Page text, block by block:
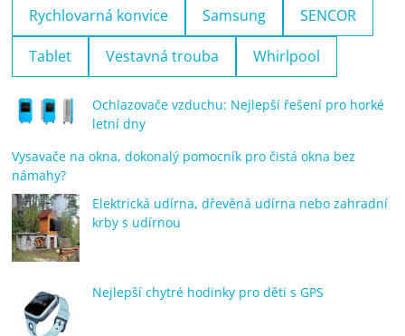
Rychlovarná konvice Samsung SENCOR
Tablet Vestavná trouba Whirlpool
Ochlazovače vzduchu: Nejlepší řešení pro horké
letní dny
Vysavače na okna, dokonalý pomocník pro čistá okna bez
námahy?
Elektrická udírna, dřevěná udírna nebo zahradní
krby s udírnou
Nejlepší chytré hodinky pro děti s GPS